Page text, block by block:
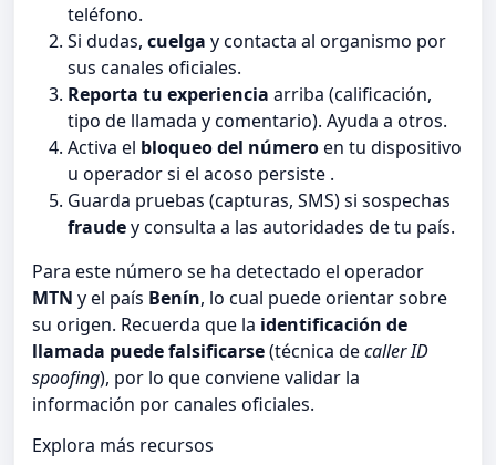
teléfono.
Si dudas, cuelga y contacta al organismo por
sus canales oficiales.
Reporta tu experiencia arriba (calificación,
tipo de llamada y comentario). Ayuda a otros.
Activa el bloqueo del númeroen tu dispositivo
u operador si el acoso persiste .
Guarda pruebas (capturas, SMS) si sospechas
fraudey consulta a las autoridades de tu país.
Para este número se ha detectado el operador
MTN y el país Benín, lo cual puede orientar sobre
su origen. Recuerda que la identificación de
llamada puede falsificarse(técnica decaller ID
spoofing), por lo que conviene validar la
información por canales oficiales.
Explora más recursos